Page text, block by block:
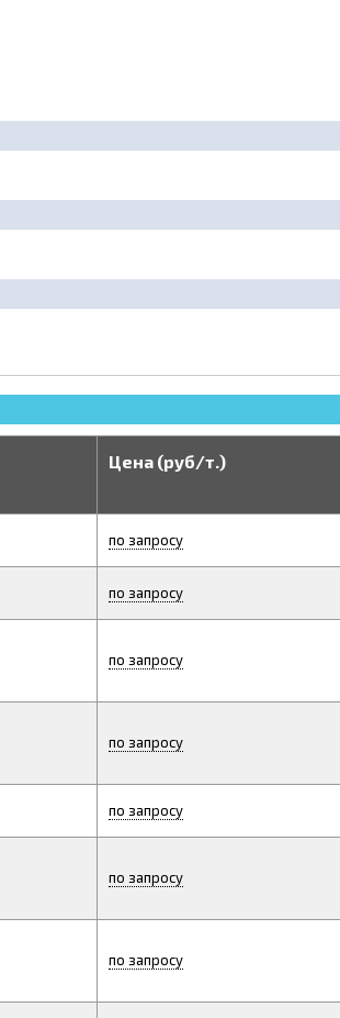
Цена (руб/т.)
по запросу
по запросу
по запросу
по запросу
по запросу
по запросу
по запросу